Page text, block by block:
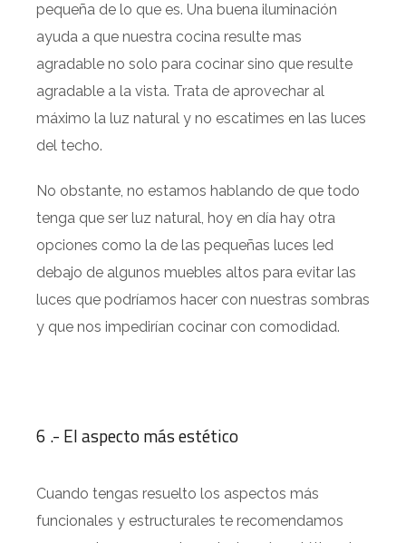
pequeña de lo que es. Una buena iluminación
ayuda a que nuestra cocina resulte mas
agradable no solo para cocinar sino que resulte
agradable a la vista. Trata de aprovechar al
máximo la luz natural y no escatimes en las luces
del techo.
No obstante, no estamos hablando de que todo
tenga que ser luz natural, hoy en día hay otra
opciones como la de las pequeñas luces led
debajo de algunos muebles altos para evitar las
luces que podríamos hacer con nuestras sombras
y que nos impedirían cocinar con comodidad.
6 .- El aspecto más estético
Cuando tengas resuelto los aspectos más
funcionales y estructurales te recomendamos